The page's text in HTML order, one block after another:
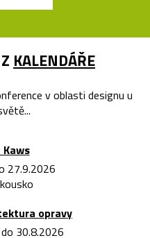
KALENDÁŘE
v oblasti designu u
27.9.2026
opravy
30.8.2026